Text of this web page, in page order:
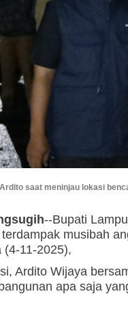
saat meninjau lokasi
--Bupati
musibah
(4-11-2025),
Ardito Wijaya
apa saja